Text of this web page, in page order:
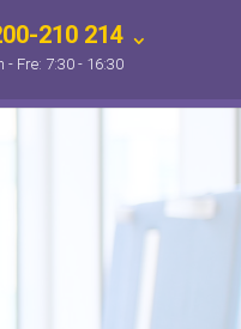
210 214